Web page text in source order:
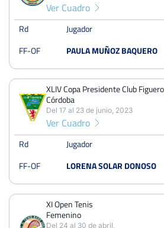
PERDIDOS SETS
18
PERDIDOS JUEGOS
111 160
Club de Campo
Del 25 al 30 de mayo, 2025
Octavos
XLIV Copa Presidente Club
Del 17 al 23 de junio, 2023
Octavos
Ver Cuadro
Rd Jugador
FF-OF
PAULA MUÑOZ BAQUERO
XLIV Copa Presidente Club
Córdoba
Del 17 al 23 de junio, 2023
Ver Cuadro
Rd Jugador
FF-OF
LORENA SOLAR DONOSO
XI Open Tenis
Femenino
Del 24 al 30 de abril,